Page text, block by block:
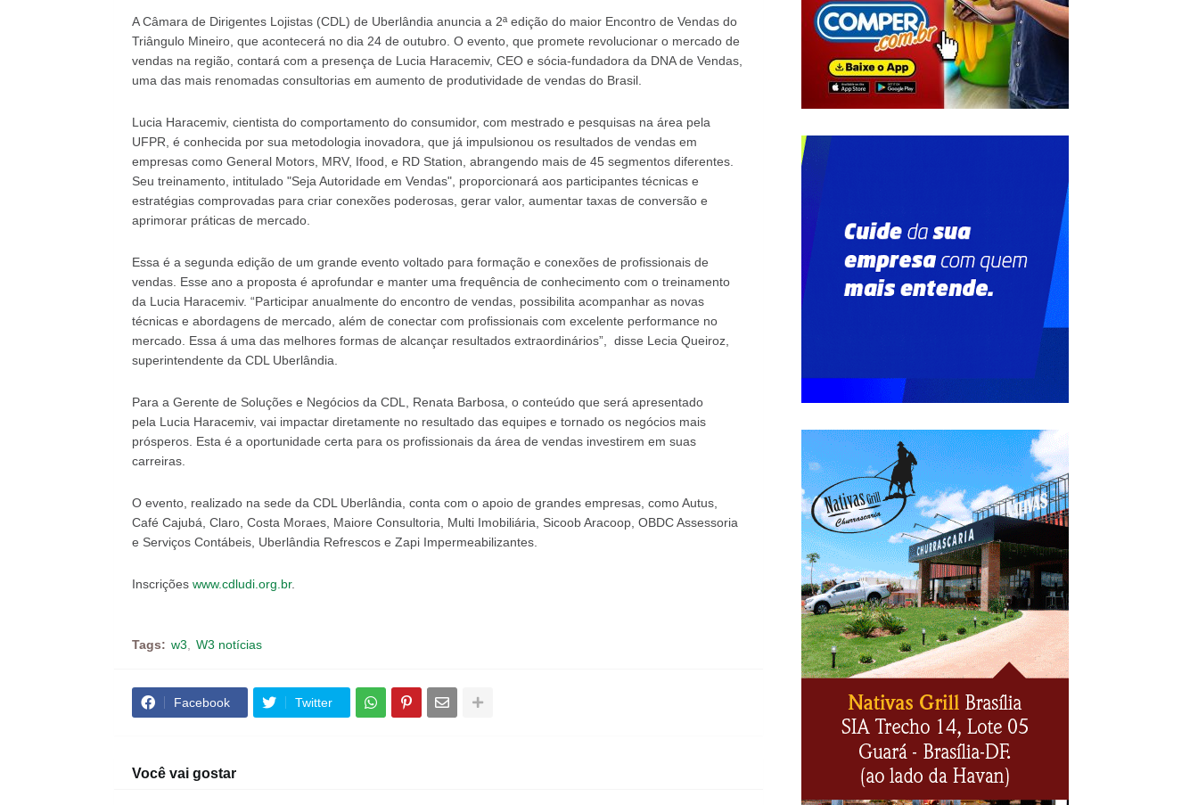
A Câmara de Dirigentes Lojistas (CDL) de Uberlândia anuncia a 2ª edição do maior Encontro de Vendas do
Triângulo Mineiro, que acontecerá no dia 24 de outubro. O evento, que promete revolucionar o mercado de
vendas na região, contará com a presença de Lucia Haracemiv, CEO e sócia-fundadora da DNA de Vendas,
uma das mais renomadas consultorias em aumento de produtividade de vendas do Brasil.
Lucia Haracemiv, cientista do comportamento do consumidor, com mestrado e pesquisas na área pela
UFPR, é conhecida por sua metodologia inovadora, que já impulsionou os resultados de vendas em
empresas como General Motors, MRV, Ifood, e RD Station, abrangendo mais de 45 segmentos diferentes.
Seu treinamento, intitulado "Seja Autoridade em Vendas", proporcionará aos participantes técnicas e
estratégias comprovadas para criar conexões poderosas, gerar valor, aumentar taxas de conversão e
aprimorar práticas de mercado.
Essa é a segunda edição de um grande evento voltado para formação e conexões de profissionais de
vendas. Esse ano a proposta é aprofundar e manter uma frequência de conhecimento com o treinamento
da Lucia Haracemiv. “Participar anualmente do encontro de vendas, possibilita acompanhar as novas
técnicas e abordagens de mercado, além de conectar com profissionais com excelente performance no
mercado. Essa á uma das melhores formas de alcançar resultados extraordinários”, disse Lecia Queiroz,
superintendente da CDL Uberlândia.
Para a Gerente de Soluções e Negócios da CDL, Renata Barbosa, o conteúdo que será apresentado
pela Lucia Haracemiv, vai impactar diretamente no resultado das equipes e tornado os negócios mais
prósperos. Esta é a oportunidade certa para os profissionais da área de vendas investirem em suas
carreiras.
O evento, realizado na sede da CDL Uberlândia, conta com o apoio de grandes empresas, como Autus,
Café Cajubá, Claro, Costa Moraes, Maiore Consultoria, Multi Imobiliária, Sicoob Aracoop, OBDC Assessoria
e Serviços Contábeis, Uberlândia Refrescos e Zapi Impermeabilizantes.
Inscrições www.cdludi.org.br.
Tags: w3 W3 notícias
Facebook Twitter
Você vai gostar